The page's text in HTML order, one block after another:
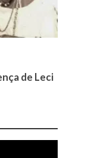
de Leci